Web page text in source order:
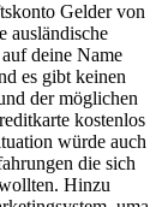
Gelder von
ausländische
deine Name
es gibt keinen
der möglichen
kostenlos
würde auch
die sich
Hinzu